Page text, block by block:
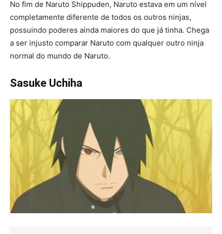
No fim de Naruto Shippuden, Naruto estava em um nível
completamente diferente de todos os outros ninjas,
possuindo poderes ainda maiores do que já tinha. Chega
a ser injusto comparar Naruto com qualquer outro ninja
normal do mundo de Naruto.
Sasuke Uchiha